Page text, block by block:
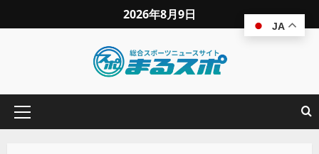
2026年8月9日
JA